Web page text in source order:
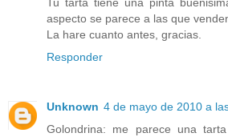
aspecto se parece a las que
La hare cuanto antes, gracias.
Responder
Unknown 4 de mayo de 2010 a
Golondrina: me parece una